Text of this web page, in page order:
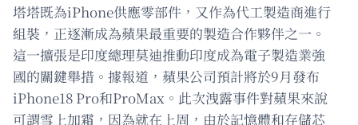
塔塔既為iPhone供應零部件，又作為代工製造商進行
組裝，正逐漸成為蘋果最重要的製造合作夥伴之一。
這一擴張是印度總理莫迪推動印度成為電子製造業強
國的關鍵舉措。據報道，蘋果公司預計將於9月發布
iPhone18 Pro和ProMax。此次洩露事件對蘋果來說
可謂雪上加霜，因為就在上周，由於記憶體和存儲芯